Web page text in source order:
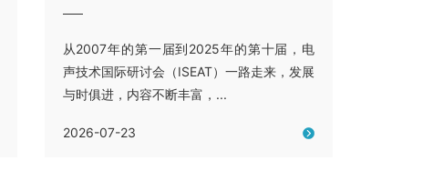
从2007年的第一届到2025年的第十届，电
声技术国际研讨会（ISEAT）一路走来，发展
与时俱进，内容不断丰富，...
2026-07-23